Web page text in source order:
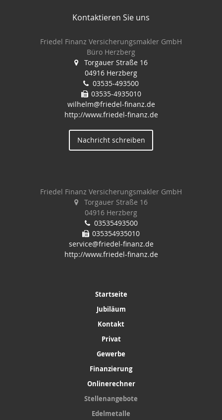
Kontaktieren Sie uns
Friedel Finanz Versicherungsmakler GmbH
Büro Herzberg
Torgauer Straße 16
04916 Herzberg
03535-493500
03535-4935010
wilhelm@friedel-finanz.de
http://www.friedel-finanz.de
Nachricht schreiben
Friedel Finanz Versicherungsmakler GmbH
Torgauer Straße 16
04916 Herzberg
03535493500
035354935010
service@friedel-finanz.de
http://www.friedel-finanz.de
Startseite
Jubiläum
Kontakt
Privat
Gewerbe
Finanzierung
Onlinerechner
Stellenangebote
Edelmetalle